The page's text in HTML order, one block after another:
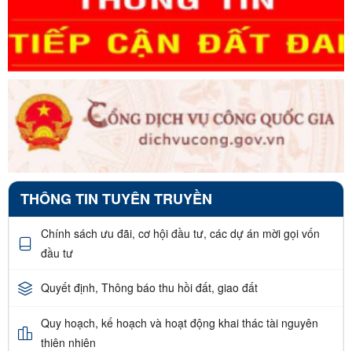
THÔNG TIN TUYÊN TRUYỀN
Chính sách ưu đãi, cơ hội đầu tư, các dự án mời gọi vốn
đầu tư
Quyết định, Thông báo thu hồi đất, giao đất
Quy hoạch, kế hoạch và hoạt động khai thác tài nguyên
thiên nhiên